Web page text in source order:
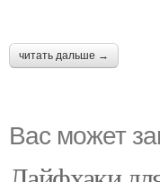
читать дальше →
Вас может